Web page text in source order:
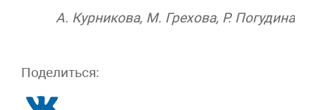
А. Курникова, М. Грехова, Р. Погудина
Поделиться: